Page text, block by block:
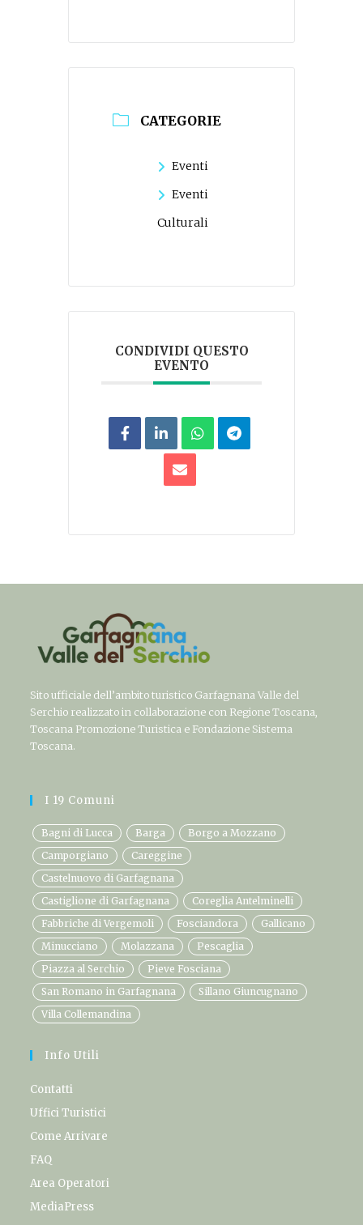
CATEGORIE
Eventi
Eventi
Culturali
CONDIVIDI QUESTO
EVENTO
Sito ufficiale dell’ambito turistico Garfagnana Valle del
Serchio realizzato in collaborazione con Regione Toscana,
Toscana Promozione Turistica e Fondazione Sistema
Toscana.
I 19 Comuni
Bagni di Lucca Barga
Borgo a Mozzano
Camporgiano
Careggine
Castelnuovo di Garfagnana
Castiglione di Garfagnana
Coreglia Antelminelli
Fabbriche di Vergemoli
Fosciandora
Gallicano
Minucciano
Molazzana
Pescaglia
Piazza al Serchio
Pieve Fosciana
San Romano in Garfagnana
Sillano Giuncugnano
Villa Collemandina
Info Utili
Contatti
Uffici Turistici
Come Arrivare
FAQ
Area Operatori
MediaPress